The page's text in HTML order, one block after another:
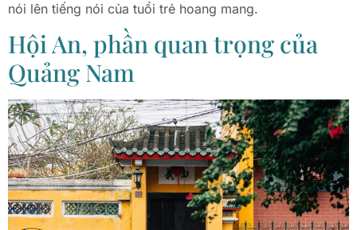
nói lên tiếng nói của tuổi trẻ hoang mang.
Hội An, phần quan trọng của
Quảng Nam